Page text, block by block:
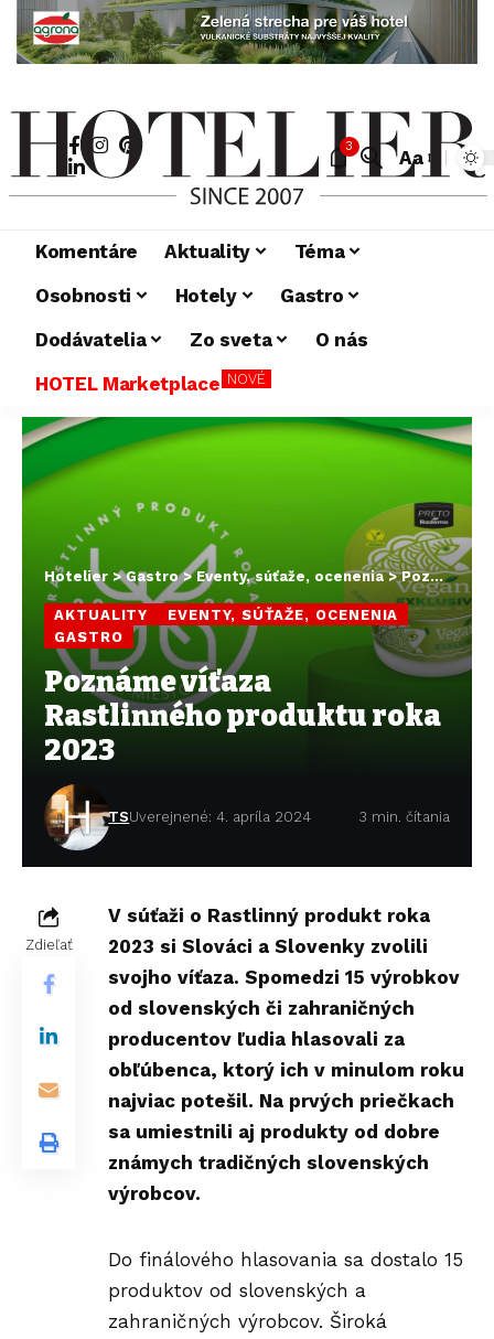
3
Aa
Komentáre Aktuality
Téma
Osobnosti
Hotely
Gastro
Dodávatelia
Zo sveta
O nás
HOTEL Marketplace NOVÉ
Hotelier >Gastro>Eventy, súťaže, ocenenia>Poznáme víťaza Rastlinného produktu roka 2023
AKTUALITY
EVENTY, SÚŤAŽE, OCENENIA
GASTRO
Poznáme víťaza
Rastlinného produktu roka
2023
TSUverejnené: 4. apríla 2024 3 min. čítania
Zdieľať
V súťaži o Rastlinný produkt roka
2023 si Slováci a Slovenky zvolili
svojho víťaza. Spomedzi 15 výrobkov
od slovenských či zahraničných
producentov ľudia hlasovali za
obľúbenca, ktorý ich v minulom roku
najviac potešil. Na prvých priečkach
sa umiestnili aj produkty od dobre
známych tradičných slovenských
výrobcov.
Do finálového hlasovania sa dostalo 15
produktov od slovenských a
zahraničných výrobcov. Široká